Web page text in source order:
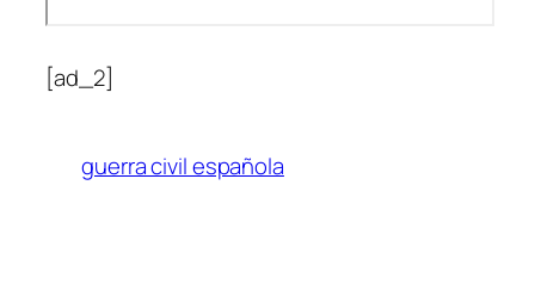
[ad_2]
guerra civil española